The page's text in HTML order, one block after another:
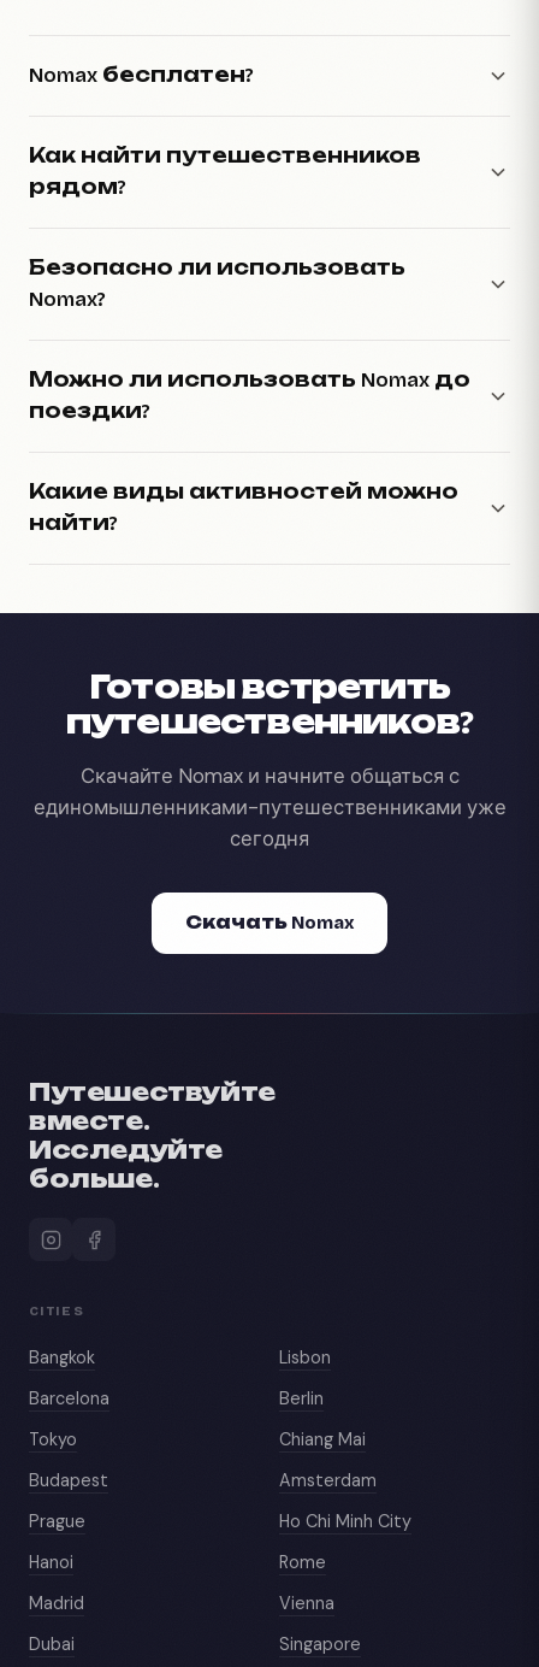
Nomax бесплатен?
Как найти путешественников
рядом?
Безопасно ли использовать
Nomax?
Можно ли использовать Nomax до
поездки?
Какие виды активностей можно
найти?
Готовы встретить
путешественников?
Скачайте Nomax и начните общаться с
единомышленниками-путешественниками уже
сегодня
Скачать Nomax
Путешествуйте
вместе.
Исследуйте
больше.
CITIES
Bangkok
Lisbon
Barcelona
Berlin
Tokyo
Chiang Mai
Budapest
Amsterdam
Prague
Ho Chi Minh City
Hanoi
Rome
Madrid
Vienna
Dubai
Singapore